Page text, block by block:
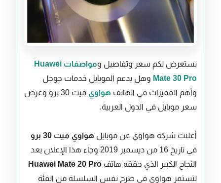
نستعرض لكم سعر وتفاصيل و
مواصفات Huawei
Mate 30 Pro وهل يدعم الموبايل خدمات جوجل
وأهم المميزات في الهاتف هواوي
ميت 30 برو وعرض
سعر موبايل في الدول العربية.
أعلنت شركة هواوي عن موبايل هواوي ميت 30 برو
في تاريخ 16 من ديسمبر 2019 وجاء هذا الإعلان بعد
النجاح الكبير الذي حققه هاتف Huawei Mate 20 Pro
لتستمر هواوي في طرح نفس السلسلة من الفئة